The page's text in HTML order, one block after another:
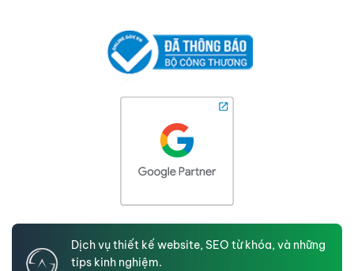
Dịch vụ thiết kế website, SEO từ khóa, và những
tips kinh nghiệm.